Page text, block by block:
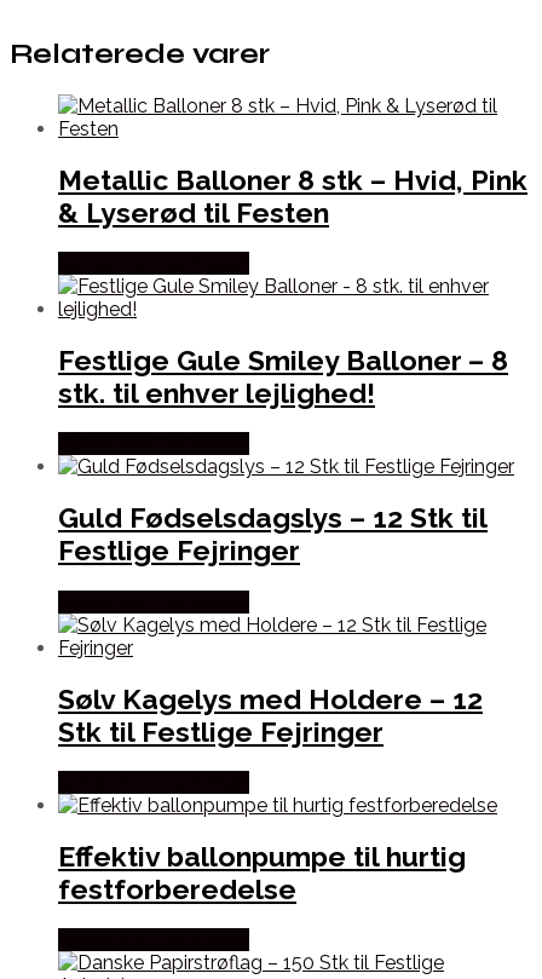
Relaterede varer
Metallic Balloner 8 stk – Hvid, Pink
& Lyserød til Festen
Festlige Gule Smiley Balloner – 8
stk. til enhver lejlighed!
Guld Fødselsdagslys – 12 Stk til
Festlige Fejringer
Sølv Kagelys med Holdere – 12
Stk til Festlige Fejringer
Effektiv ballonpumpe til hurtig
festforberedelse